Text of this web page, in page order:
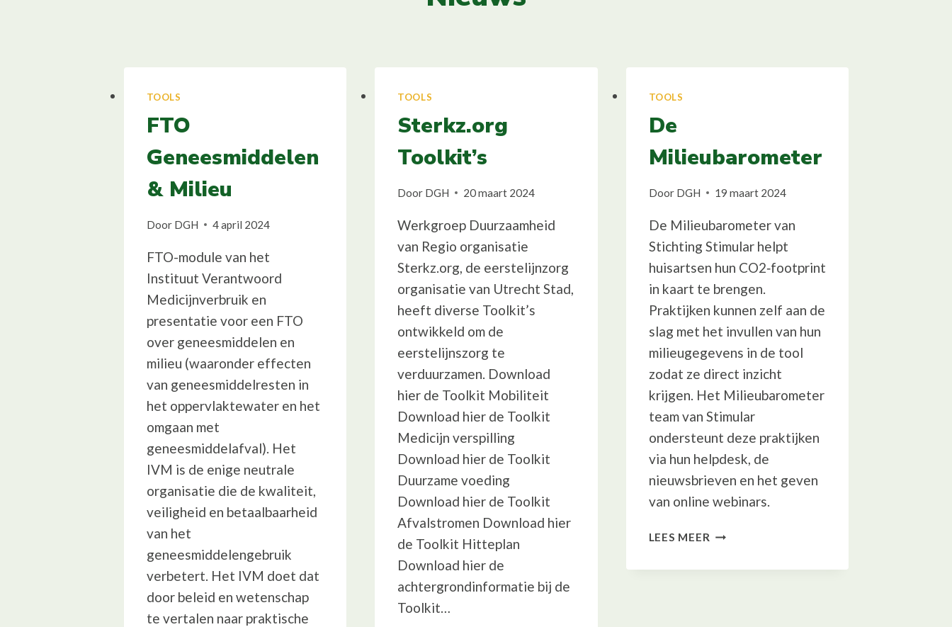
TOOLS
FTO
Geneesmiddelen
& Milieu
Door DGH 4 april 2024
FTO-module van het
Instituut Verantwoord
Medicijnverbruik en
presentatie voor een FTO
over geneesmiddelen en
milieu (waaronder effecten
van geneesmiddelresten in
het oppervlaktewater en het
omgaan met
geneesmiddelafval). Het
IVM is de enige neutrale
organisatie die de kwaliteit,
veiligheid en betaalbaarheid
van het
geneesmiddelengebruik
verbetert. Het IVM doet dat
door beleid en wetenschap
te vertalen naar praktische
TOOLS
Sterkz.org
Toolkit’s
Door DGH 20 maart 2024
Werkgroep Duurzaamheid
van Regio organisatie
Sterkz.org, de eerstelijnzorg
organisatie van Utrecht Stad,
heeft diverse Toolkit’s
ontwikkeld om de
eerstelijnszorg te
verduurzamen. Download
hier de Toolkit Mobiliteit
Download hier de Toolkit
Medicijn verspilling
Download hier de Toolkit
Duurzame voeding
Download hier de Toolkit
Afvalstromen Download hier
de Toolkit Hitteplan
Download hier de
achtergrondinformatie bij de
Toolkit…
TOOLS
De
Milieubarometer
Door DGH 19 maart 2024
De Milieubarometer van
Stichting Stimular helpt
huisartsen hun CO2‑footprint
in kaart te brengen.
Praktijken kunnen zelf aan de
slag met het invullen van hun
milieugegevens in de tool
zodat ze direct inzicht
krijgen. Het Milieubarometer
team van Stimular
ondersteunt deze praktijken
via hun helpdesk, de
nieuwsbrieven en het geven
van online webinars.
LEES MEER DE